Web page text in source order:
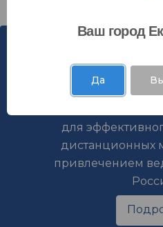
для
дистанционных
привлечением
Ваш город
Да